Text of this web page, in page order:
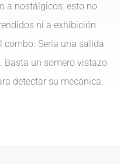
a nostálgicos: esto no
ni a exhibición
Sería una salida
Basta un somero vistazo
detectar su mecánica: